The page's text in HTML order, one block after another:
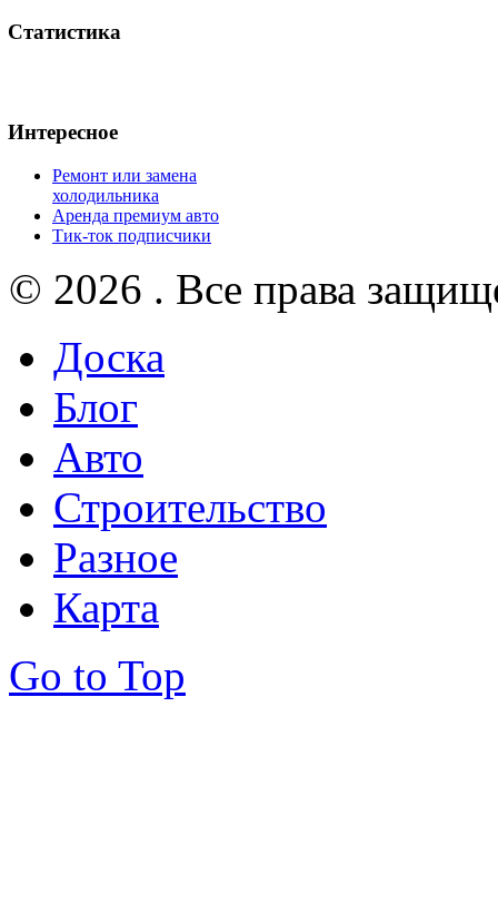
Статистика
Интересное
Ремонт или замена
холодильника
Аренда премиум авто
Тик-ток подписчики
© 2026 . Все права
Доска
Блог
Авто
Строительство
Разное
Карта
Go to Top